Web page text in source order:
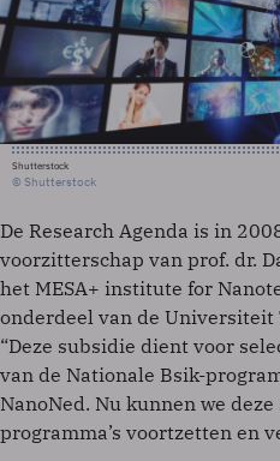
Shutterstock
© Shutterstock
De Research Agenda is in
voorzitterschap van prof. dr.
het MESA+ institute for
onderdeel van de Universiteit
“Deze subsidie dient voor
van de Nationale Bsik-
NanoNed. Nu kunnen we
programma’s voortzetten en